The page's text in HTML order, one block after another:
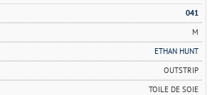
041
M
ETHAN HUNT
OUTSTRIP
TOILE DE SOIE